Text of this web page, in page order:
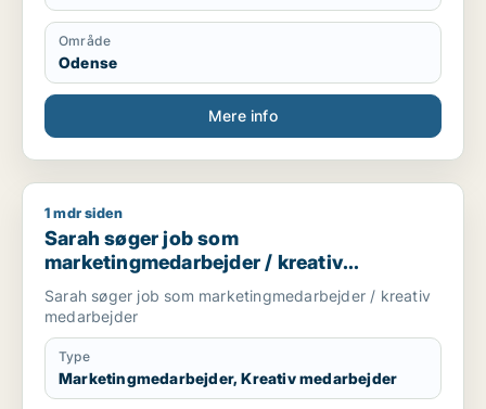
Område
Odense
Mere info
Sarah søger job som marketingmedarbejder / kreativ
1 mdr siden
Sarah søger job som
marketingmedarbejder / kreativ
medarbejder
Sarah søger job som marketingmedarbejder / kreativ
medarbejder
Type
Marketingmedarbejder, Kreativ medarbejder